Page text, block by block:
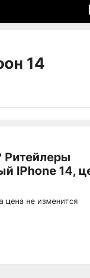
14
Ритейлеры
IPhone 14,
цена не изменится